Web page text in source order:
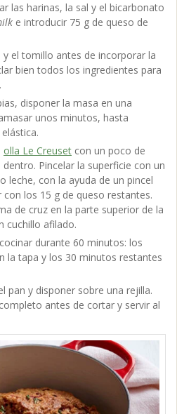
las harinas, la sal y el bicarbonato
e introducir 75 g de queso de
el tomillo antes de incorporar la
bien todos los ingredientes para
disponer la masa en una
unos minutos, hasta
olla Le Creuset con un poco de
Pincelar la superficie con un
leche, con la ayuda de un pincel
los 15 g de queso restantes.
de cruz en la parte superior de la
cuchillo afilado.
durante 60 minutos: los
la tapa y los 30 minutos restantes
pan y disponer sobre una rejilla.
antes de cortar y servir al